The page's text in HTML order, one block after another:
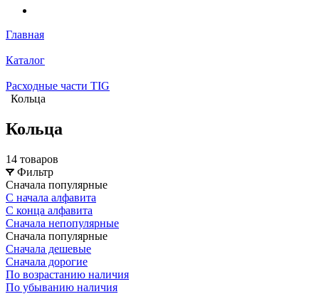
Главная
Каталог
Расходные части TIG
Кольца
Кольца
14 товаров
Фильтр
Сначала популярные
С начала алфавита
С конца алфавита
Сначала непопулярные
Сначала популярные
Сначала дешевые
Сначала дорогие
По возрастанию наличия
По убыванию наличия